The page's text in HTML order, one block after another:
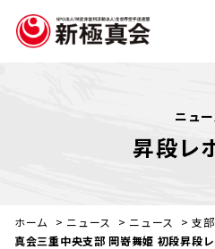
ニュ
昇段レ
ホーム > ニュース > ニュース >支
真会三重中央支部 岡嵜舞姫 初段昇段